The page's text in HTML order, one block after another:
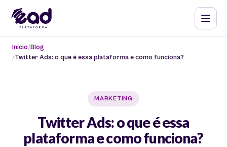
Início Blog
Twitter Ads: o que é essa plataforma e como funciona?
MARKETING
Twitter Ads: o que é essa
plataforma e como funciona?